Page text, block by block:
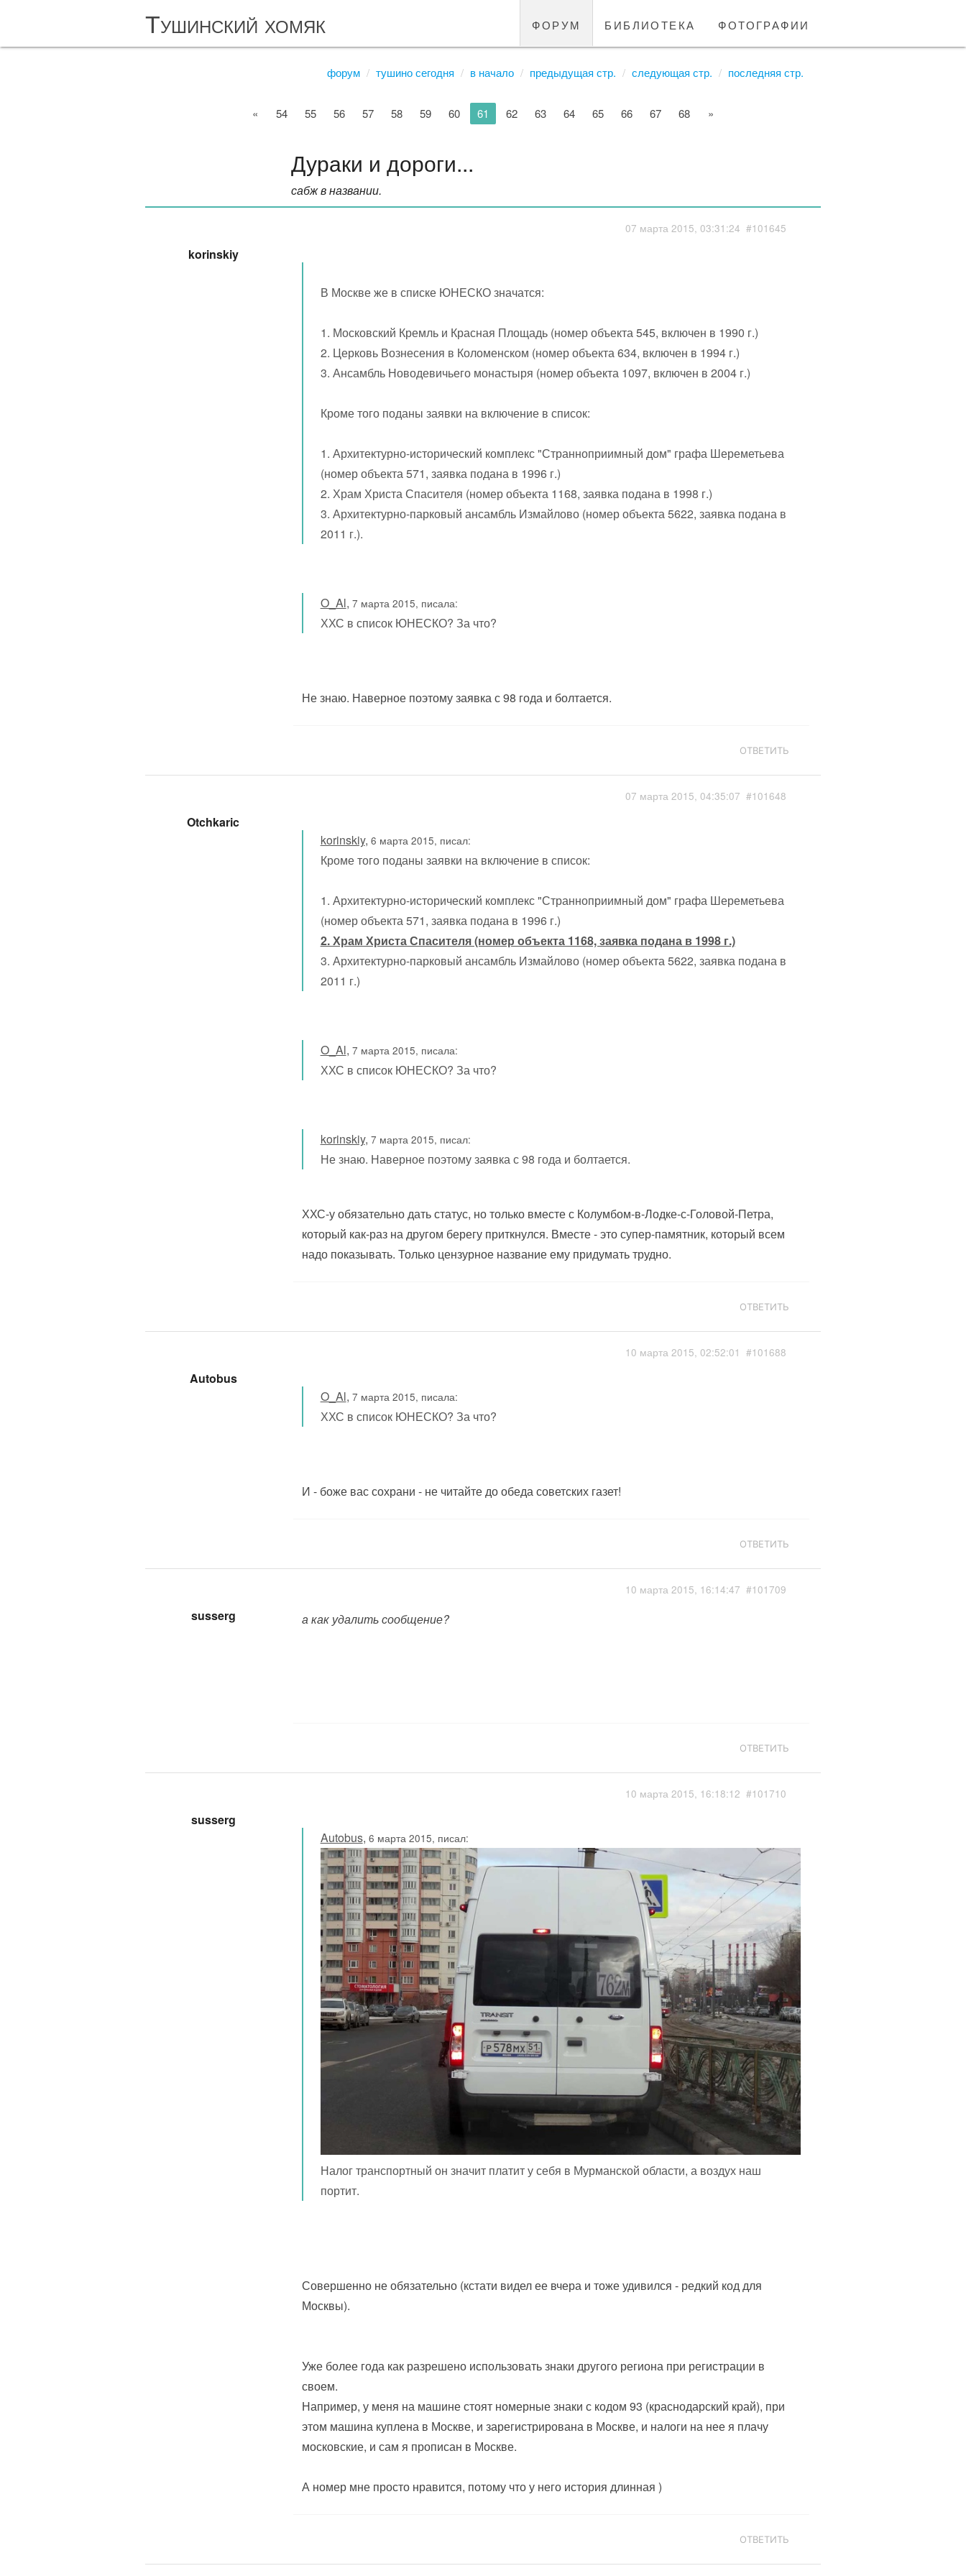
Тушинский хомяк форум библиотека фотографии
форум тушино сегодня в начало предыдущая стр. следующая стр. последняя стр.
« 54 55 56 57 58 59 60 61 62 63 64 65 66 67 68 »
Дураки и дороги...
сабж в названии.
korinskiy
07 марта 2015, 03:31:24 #101645
В Москве же в списке ЮНЕСКО значатся:
1. Московский Кремль и Красная Площадь (номер объекта 545, включен в 1990 г.)
2. Церковь Вознесения в Коломенском (номер объекта 634, включен в 1994 г.)
3. Ансамбль Новодевичьего монастыря (номер объекта 1097, включен в 2004 г.)
Кроме того поданы заявки на включение в список:
1. Архитектурно-исторический комплекс "Странноприимный дом" графа Шереметьева
(номер объекта 571, заявка подана в 1996 г.)
2. Храм Христа Спасителя (номер объекта 1168, заявка подана в 1998 г.)
3. Архитектурно-парковый ансамбль Измайлово (номер объекта 5622, заявка подана в
2011 г.).
O_Al, 7 марта 2015, писала:
ХХС в список ЮНЕСКО? За что?
Не знаю. Наверное поэтому заявка с 98 года и болтается.
ОТВЕТИТЬ
Otchkaric
07 марта 2015, 04:35:07 #101648
korinskiy, 6 марта 2015, писал:
Кроме того поданы заявки на включение в список:
1. Архитектурно-исторический комплекс "Странноприимный дом" графа Шереметьева
(номер объекта 571, заявка подана в 1996 г.)
2. Храм Христа Спасителя (номер объекта 1168, заявка подана в 1998 г.)
3. Архитектурно-парковый ансамбль Измайлово (номер объекта 5622, заявка подана в
2011 г.)
O_Al, 7 марта 2015, писала:
ХХС в список ЮНЕСКО? За что?
korinskiy, 7 марта 2015, писал:
Не знаю. Наверное поэтому заявка с 98 года и болтается.
ХХС-у обязательно дать статус, но только вместе с Колумбом-в-Лодке-с-Головой-Петра,
который как-раз на другом берегу приткнулся. Вместе - это супер-памятник, который всем
надо показывать. Только цензурное название ему придумать трудно.
ОТВЕТИТЬ
Autobus
10 марта 2015, 02:52:01 #101688
O_Al, 7 марта 2015, писала:
ХХС в список ЮНЕСКО? За что?
И - боже вас сохрани - не читайте до обеда советских газет!
ОТВЕТИТЬ
susserg
10 марта 2015, 16:14:47 #101709
а как удалить сообщение?
ОТВЕТИТЬ
susserg
10 марта 2015, 16:18:12 #101710
Autobus, 6 марта 2015, писал:
Налог транспортный он значит платит у себя в Мурманской области, а воздух наш
портит.
Совершенно не обязательно (кстати видел ее вчера и тоже удивился - редкий код для
Москвы).
Уже более года как разрешено использовать знаки другого региона при регистрации в
своем.
Например, у меня на машине стоят номерные знаки с кодом 93 (краснодарский край), при
этом машина куплена в Москве, и зарегистрирована в Москве, и налоги на нее я плачу
московские, и сам я прописан в Москве.
А номер мне просто нравится, потому что у него история длинная )
ОТВЕТИТЬ